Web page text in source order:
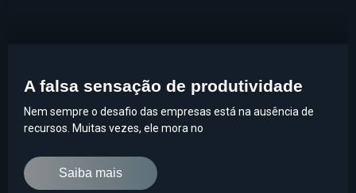
A falsa sensação de produtividade
Nem sempre o desafio das empresas está na ausência de
recursos. Muitas vezes, ele mora no
Saiba mais